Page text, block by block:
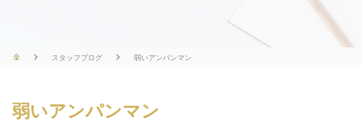
用
ボ
スタッフブログ 弱いアンパンマン
弱いアンパンマン